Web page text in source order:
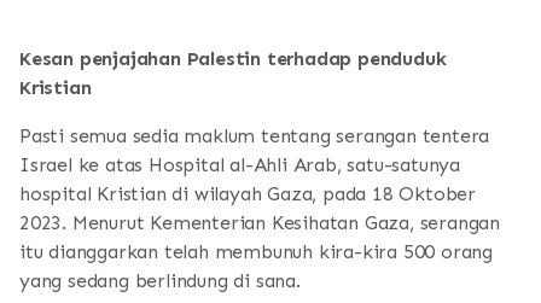
Kesan penjajahan Palestin terhadap penduduk
Kristian
Pasti semua sedia maklum tentang serangan tentera
Israel ke atas Hospital al-Ahli Arab, satu-satunya
hospital Kristian di wilayah Gaza, pada 18 Oktober
2023. Menurut Kementerian Kesihatan Gaza, serangan
itu dianggarkan telah membunuh kira-kira 500 orang
yang sedang berlindung di sana.